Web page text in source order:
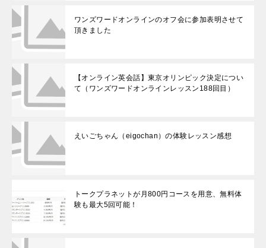
ワンズワードオンラインのオフ会に参加表明させて
頂きました
【オンライン英会話】東京オリンピック決定につい
て（ワンズワードオンラインレッスン188回目）
えいごちゃん（eigochan）の体験レッスン感想
トークプラネットが月800円コースを用意、無料体
験も最大5回可能！